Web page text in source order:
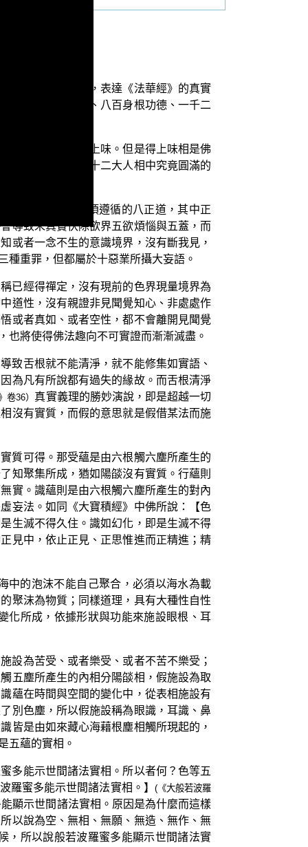
解說、或者書寫，表達《法華經》的真實
千二百舌根功德、八百身根功德、一千二
於諸味中皆能得上味。但是得上味相是佛
能成就佛地的三十二大人相中究竟圓滿的
法的修證上所必須遵循的八正道，其中正
導致未真實伏除欲界五欲煩惱與五蓋，而
或者一念不生的意識境界，沒有斷我見，
種重罪，但都屬於十惡業所攝大妄語。
已經得禪定，沒有現前的色界現量境界為
道性，沒有親證非見聞覺知心、非處處作
或者真如、或者空性，都不會離開見聞覺
將使得佛法趣向不可實證而漸漸滅盡。
致舌根就不能清淨，就不能修集如實語、
為凡有所說都有過失的緣故。而舌根清淨
卷36） 真實義理的勝妙演說，即是超越一切
沒有實質，而假的意思就是假借某法而施
質可得。那受蘊是由六根觸六塵所產生的
知聚集所成，猶如陽燄沒有實質。行蘊則
實。識蘊則是由六根觸六塵所產生的對內
妄法。如同《大寶積經》中佛所說：【色
生滅不得久住。識如幻化，即是生滅不得
見中，依止正見、正思惟進而正精進；精
中的泡沫不能自己聚合，必須以海水為載
聚沫為物質；同樣道理，具有大種性自性
化所成，依據形狀與功能來施設眼根、耳
設為苦受、或者樂受、或者不苦不樂受；
五塵所產生的內相分陽燄相，假施設為取
蘊在時間與空間的變化中，從表相施設有
別色塵，所以假施設稱為眼識，耳識、鼻
皆是由如來藏心海藉根塵相觸所現起的，
五蘊的實相。
多能示世間諸法實相。所以者何？色等五
羅蜜多能示世間諸法實相。】 (《大般若波羅
顯示世間諸法實相。原因是為什麼而這樣
以說為空、無相、無願、無造、無作、無
，所以說般若波羅蜜多能顯示世間諸法實